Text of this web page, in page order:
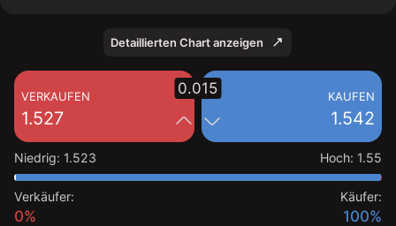
Detaillierten Chart anzeigen
VERKAUFEN
1.527
KAUFEN
1.542
0.015
Niedrig: 1.523 Hoch: 1.55
Verkäufer:
0%
Käufer:
100%